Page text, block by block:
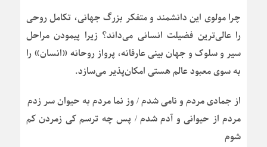
چرا مولوی این دانشمند و متفکر بزرگ جهانی، تکامل روحی
را عالی‌ترین فضیلت انسانی می‌داند؟ زیرا پیمودن مراحل
سیر و سلوک و جهان بینی عارفانه، پرواز روحانه «انسان» را
به سوی معبود عالم هستی امکان‌پذیر می‌سازد.
از جمادی مردم و نامی شدم / وز نما مردم به حیوان سر زدم
مردم از حیوانی و آدم شدم / پس چه ترسم کی زمردن کم
شوم